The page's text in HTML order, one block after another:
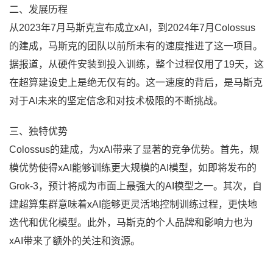
二、发展历程
从2023年7月马斯克宣布成立xAI，到2024年7月Colossus
的建成，马斯克的团队以前所未有的速度推进了这一项目。
据报道，从硬件安装到投入训练，整个过程仅用了19天，这
在超算建设史上是绝无仅有的。这一速度的背后，是马斯克
对于AI未来的坚定信念和对技术极限的不断挑战。
三、独特优势
Colossus的建成，为xAI带来了显著的竞争优势。首先，规
模优势使得xAI能够训练更大规模的AI模型，如即将发布的
Grok-3，预计将成为市面上最强大的AI模型之一。其次，自
建超算集群意味着xAI能够更灵活地控制训练过程，更快地
迭代和优化模型。此外，马斯克的个人品牌和影响力也为
xAI带来了额外的关注和资源。